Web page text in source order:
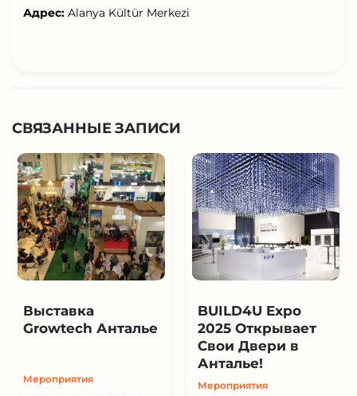
Адрес:Alanya Kültür Merkezi
СВЯЗАННЫЕ ЗАПИСИ
Выставка
Growtech Анталье
Мероприятия
BUILD4U Expo
2025 Открывает
Свои Двери в
Анталье!
Мероприятия